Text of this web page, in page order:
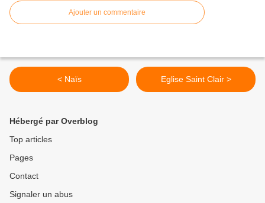
Ajouter un commentaire
< Naïs Eglise Saint Clair >
Hébergé par Overblog
Top articles
Pages
Contact
Signaler un abus